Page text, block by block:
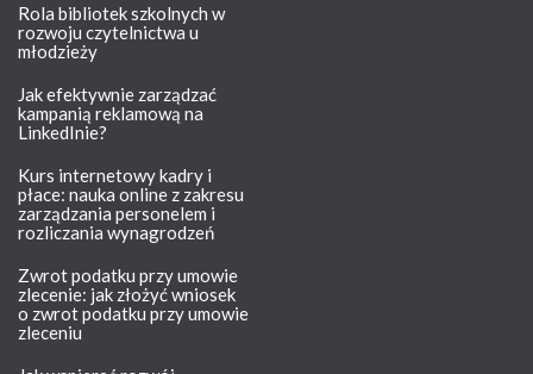
Rola bibliotek szkolnych w
rozwoju czytelnictwa u
młodzieży
Jak efektywnie zarządzać
kampanią reklamową na
LinkedInie?
Kurs internetowy kadry i
płace: nauka online z zakresu
zarządzania personelem i
rozliczania wynagrodzeń
Zwrot podatku przy umowie
zlecenie: jak złożyć wniosek
o zwrot podatku przy umowie
zleceniu